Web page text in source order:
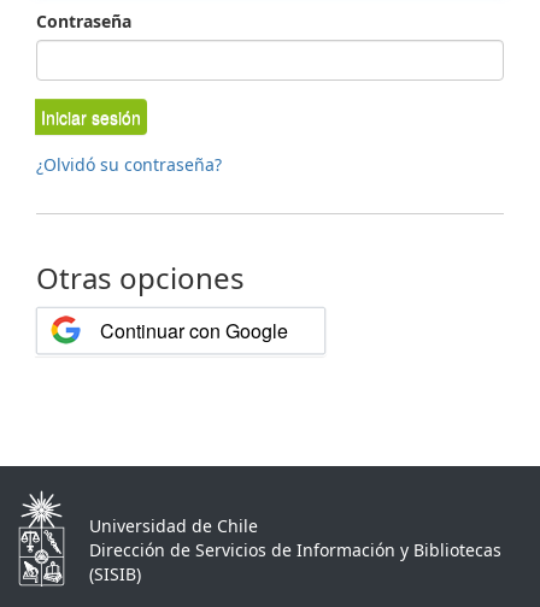
Contraseña
Iniciar sesión
¿Olvidó su contraseña?
Otras opciones
Continuar con Google
Universidad de Chile
Dirección de Servicios de Información y Bibliotecas
(SISIB)